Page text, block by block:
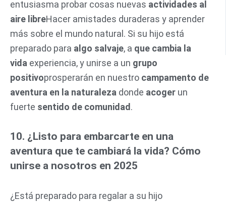
entusiasma probar cosas nuevas actividades al
aire libreHacer amistades duraderas y aprender
más sobre el mundo natural. Si su hijo está
preparado para algo salvaje, a que cambia la
vida experiencia, y unirse a un grupo
positivoprosperarán en nuestro campamento de
aventura en la naturaleza donde acoger un
fuerte sentido de comunidad .
10. ¿Listo para embarcarte en una
aventura que te cambiará la vida? Cómo
unirse a nosotros en 2025
¿Está preparado para regalar a su hijo